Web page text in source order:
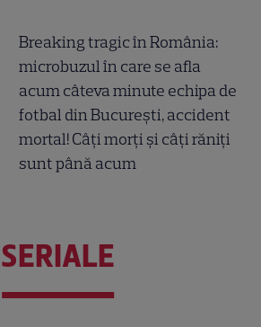
Breaking tragic în România:
microbuzul în care se afla
acum câteva minute echipa de
fotbal din București, accident
mortal! Câți morți și câți răniți
sunt până acum
SERIALE